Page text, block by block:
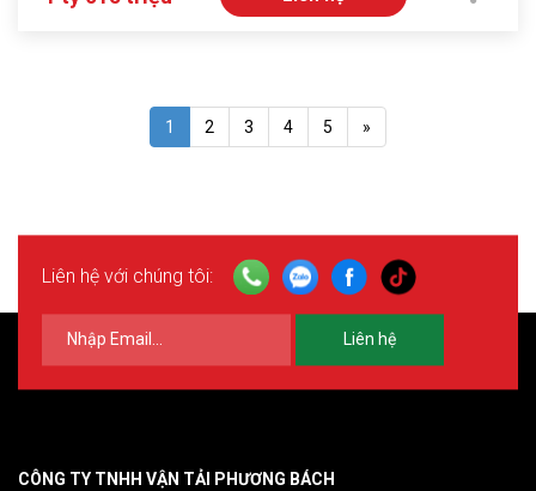
1 2 3 4 5 »
Liên hệ với chúng tôi:
Liên hệ
CÔNG TY TNHH VẬN TẢI PHƯƠNG BÁCH